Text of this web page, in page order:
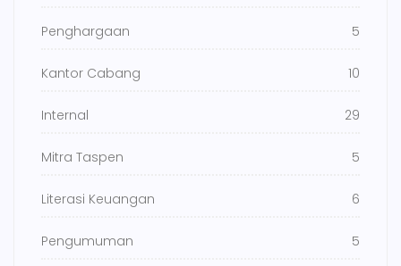
Penghargaan 5
Kantor Cabang 10
Internal 29
Mitra Taspen 5
Literasi Keuangan 6
Pengumuman 5